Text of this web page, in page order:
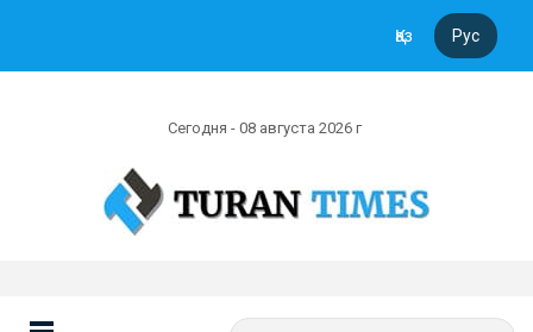
Қаз Рус
Сегодня - 08 августа 2026 г